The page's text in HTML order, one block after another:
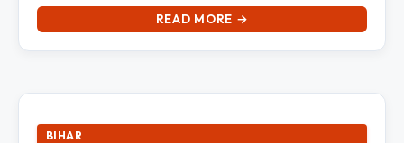
READ MORE →
BIHAR